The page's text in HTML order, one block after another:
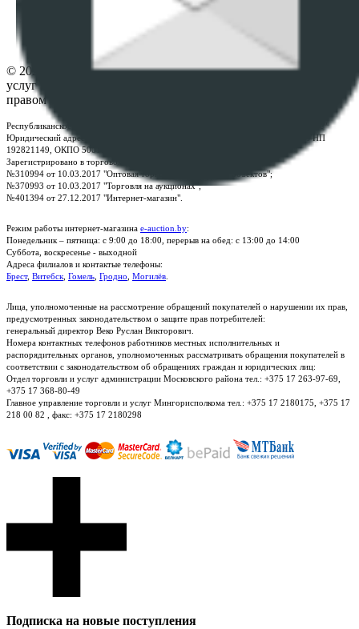
Настройки cookie-файлов
© 2026 Республиканское унитарное предприятие по оказанию
услуг "БелЮрОбеспечение" - Все права защищены авторским
правом
Республиканское унитарное предприятие по оказанию услуг "БелЮрОбеспечение"
Юридический адрес: г. Минск, пр-т. Дзержинского, 1Б, e-mail:
, УНП
192821149, ОКПО 500111895000
Зарегистрировано в торговом реестре Республики Беларусь:
№310994 от 10.03.2017 "Оптовая торговля без торговых объектов";
№370993 от 10.03.2017 "Торговля на аукционах";
№401394 от 27.12.2017 "Интернет-магазин".
Режим работы интернет-магазина e-auction.by:
Понедельник – пятница: с 9:00 до 18:00, перерыв на обед: с 13:00 до 14:00
Суббота, воскресенье - выходной
Адреса филиалов и контактые телефоны:
Брест, Витебск Гомель Гродно Могилёв
Лица, уполномоченные на рассмотрение обращений покупателей о нарушении их прав,
предусмотренных законодательством о защите прав потребителей:
генеральный директор Веко Руслан Викторович.
Номера контактных телефонов работников местных исполнительных и
распорядительных органов, уполномоченных рассматривать обращения покупателей в
соответствии с законодательством об обращениях граждан и юридических лиц:
Отдел торговли и услуг администрации Московского района тел.: +375 17 263-97-69,
+375 17 368-80-49
Главное управление торговли и услуг Мингорисполкома тел.: +375 17 2180175, +375 17
218 00 82 , факс: +375 17 2180298
Подписка на новые поступления